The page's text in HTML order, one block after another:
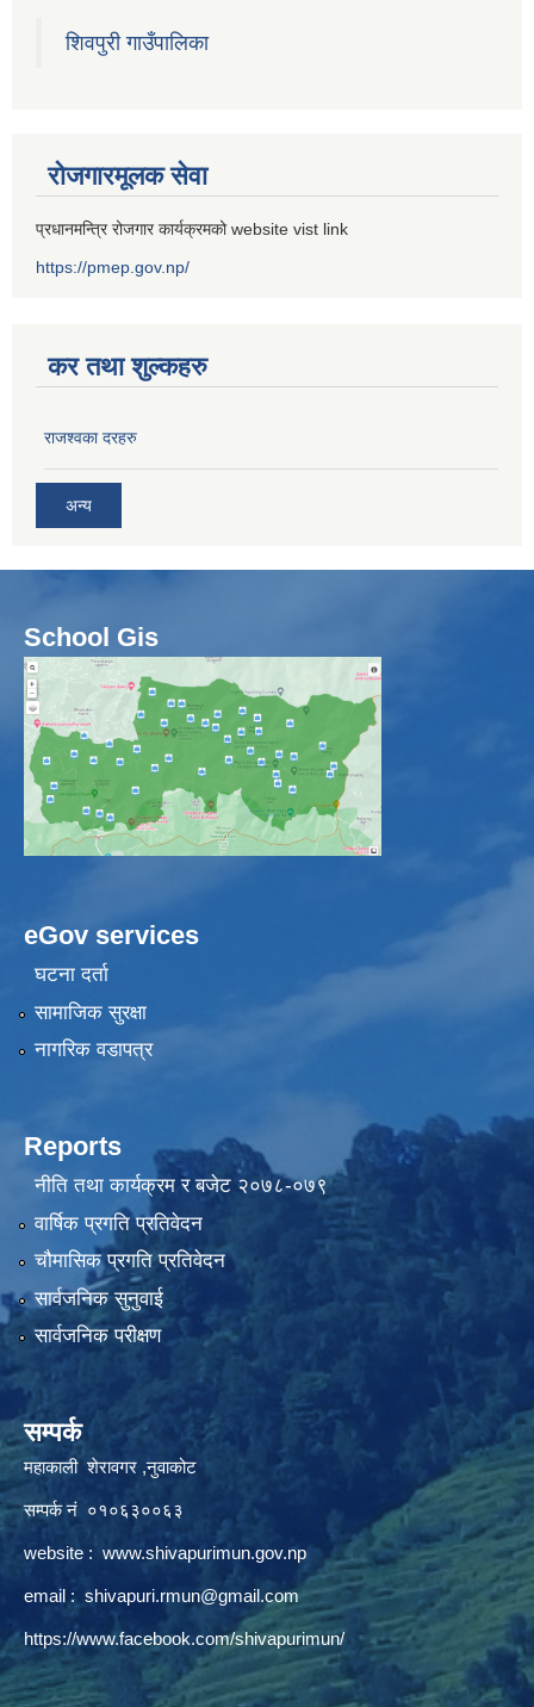
शिवपुरी गाउँपालिका
रोजगारमूलक सेवा
प्रधानमन्त्रि रोजगार कार्यक्रमको website vist link
https://pmep.gov.np/
कर तथा शुल्कहरु
राजश्वका दरहरु
अन्य
School Gis
eGov services
घटना दर्ता
सामाजिक सुरक्षा
नागरिक वडापत्र
Reports
नीति तथा कार्यक्रम र बजेट २०७८-०७९
वार्षिक प्रगति प्रतिवेदन
चौमासिक प्रगति प्रतिवेदन
सार्वजनिक सुनुवाई
सार्वजनिक परीक्षण
सम्पर्क
महाकाली शेरावगर ,नुवाकोट
सम्पर्क नं ०१०६३००६३
website : www.shivapurimun.gov.np
email : shivapuri.rmun@gmail.com
https://www.facebook.com/shivapurimun/